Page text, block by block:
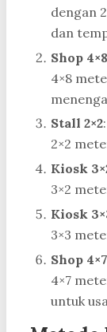
dengan
dan
Shop 4×8
4×8
Stall 2×2
2×2
Kiosk
3×2
Kiosk
3×3
Shop 4×7
4×7
untuk